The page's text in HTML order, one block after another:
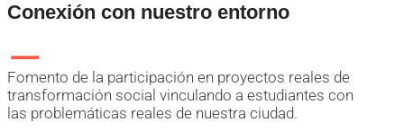
Conexión con nuestro entorno
Fomento de la participación en proyectos reales de
transformación social vinculando a estudiantes con
las problemáticas reales de nuestra ciudad.